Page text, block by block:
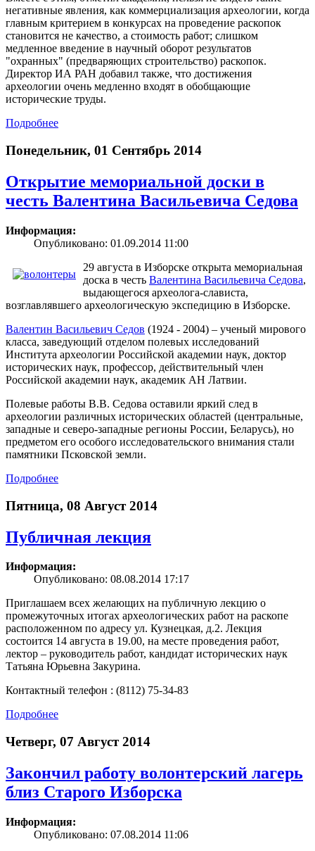
негативные явления, как коммерциализация археологии, когда
главным критерием в конкурсах на проведение раскопок
становится не качество, а стоимость работ; слишком
медленное введение в научный оборот результатов
"охранных" (предваряющих строительство) раскопок.
Директор ИА РАН добавил также, что достижения
археологии очень медленно входят в обобщающие
исторические труды.
Подробнее
Понедельник, 01 Сентябрь 2014
Открытие мемориальной доски в
честь Валентина Васильевича Седова
Информация:
Опубликовано: 01.09.2014 11:00
29 августа в Изборске открыта мемориальная
доска в честь Валентина Васильевича Седова,
выдающегося археолога-слависта,
возглавлявшего археологическую экспедицию в Изборске.
Валентин Васильевич Седов (1924 - 2004) – ученый мирового
класса, заведующий отделом полевых исследований
Института археологии Российской академии наук, доктор
исторических наук, профессор, действительный член
Российской академии наук, академик АН Латвии.
Полевые работы В.В. Седова оставили яркий след в
археологии различных исторических областей (центральные,
западные и северо-западные регионы России, Беларусь), но
предметом его особого исследовательского внимания стали
памятники Псковской земли.
Подробнее
Пятница, 08 Август 2014
Публичная лекция
Информация:
Опубликовано: 08.08.2014 17:17
Приглашаем всех желающих на публичную лекцию о
промежуточных итогах археологических работ на раскопе
расположенном по адресу ул. Кузнецкая, д.2. Лекция
состоится 14 августа в 19.00, на месте проведения работ,
лектор – руководитель работ, кандидат исторических наук
Татьяна Юрьевна Закурина.
Контактный телефон : (8112) 75-34-83
Подробнее
Четверг, 07 Август 2014
Закончил работу волонтерский лагерь
близ Старого Изборска
Информация:
Опубликовано: 07.08.2014 11:06